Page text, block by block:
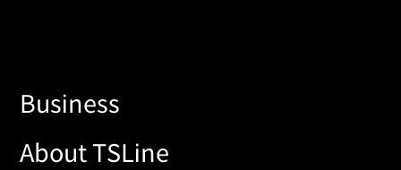
Business
About TSLine